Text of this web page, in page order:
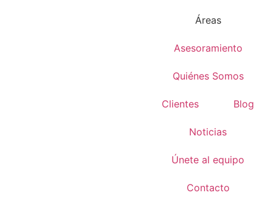
Áreas
Asesoramiento
Quiénes Somos
Clientes Blog
Noticias
Únete al equipo
Contacto